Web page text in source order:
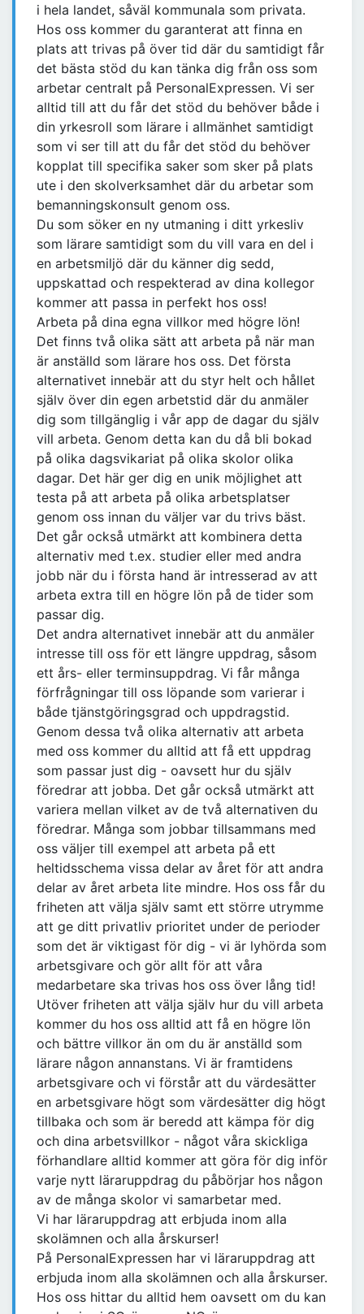
i hela landet, såväl kommunala som privata.
Hos oss kommer du garanterat att finna en
plats att trivas på över tid där du samtidigt får
det bästa stöd du kan tänka dig från oss som
arbetar centralt på PersonalExpressen. Vi ser
alltid till att du får det stöd du behöver både i
din yrkesroll som lärare i allmänhet samtidigt
som vi ser till att du får det stöd du behöver
kopplat till specifika saker som sker på plats
ute i den skolverksamhet där du arbetar som
bemanningskonsult genom oss.
Du som söker en ny utmaning i ditt yrkesliv
som lärare samtidigt som du vill vara en del i
en arbetsmiljö där du känner dig sedd,
uppskattad och respekterad av dina kollegor
kommer att passa in perfekt hos oss!
Arbeta på dina egna villkor med högre lön!
Det finns två olika sätt att arbeta på när man
är anställd som lärare hos oss. Det första
alternativet innebär att du styr helt och hållet
själv över din egen arbetstid där du anmäler
dig som tillgänglig i vår app de dagar du själv
vill arbeta. Genom detta kan du då bli bokad
på olika dagsvikariat på olika skolor olika
dagar. Det här ger dig en unik möjlighet att
testa på att arbeta på olika arbetsplatser
genom oss innan du väljer var du trivs bäst.
Det går också utmärkt att kombinera detta
alternativ med t.ex. studier eller med andra
jobb när du i första hand är intresserad av att
arbeta extra till en högre lön på de tider som
passar dig.
Det andra alternativet innebär att du anmäler
intresse till oss för ett längre uppdrag, såsom
ett års- eller terminsuppdrag. Vi får många
förfrågningar till oss löpande som varierar i
både tjänstgöringsgrad och uppdragstid.
Genom dessa två olika alternativ att arbeta
med oss kommer du alltid att få ett uppdrag
som passar just dig - oavsett hur du själv
föredrar att jobba. Det går också utmärkt att
variera mellan vilket av de två alternativen du
föredrar. Många som jobbar tillsammans med
oss väljer till exempel att arbeta på ett
heltidsschema vissa delar av året för att andra
delar av året arbeta lite mindre. Hos oss får du
friheten att välja själv samt ett större utrymme
att ge ditt privatliv prioritet under de perioder
som det är viktigast för dig - vi är lyhörda som
arbetsgivare och gör allt för att våra
medarbetare ska trivas hos oss över lång tid!
Utöver friheten att välja själv hur du vill arbeta
kommer du hos oss alltid att få en högre lön
och bättre villkor än om du är anställd som
lärare någon annanstans. Vi är framtidens
arbetsgivare och vi förstår att du värdesätter
en arbetsgivare högt som värdesätter dig högt
tillbaka och som är beredd att kämpa för dig
och dina arbetsvillkor - något våra skickliga
förhandlare alltid kommer att göra för dig inför
varje nytt läraruppdrag du påbörjar hos någon
av de många skolor vi samarbetar med.
Vi har läraruppdrag att erbjuda inom alla
skolämnen och alla årskurser!
På PersonalExpressen har vi läraruppdrag att
erbjuda inom alla skolämnen och alla årskurser.
Hos oss hittar du alltid hem oavsett om du kan